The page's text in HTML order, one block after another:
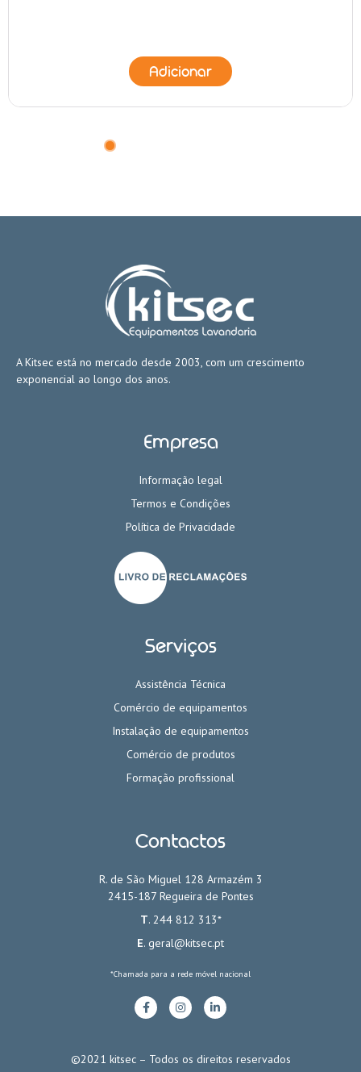
Adicionar
A Kitsec está no mercado desde 2003, com um crescimento
exponencial ao longo dos anos.
Empresa
Informação legal
Termos e Condições
Política de Privacidade
Serviços
Assistência Técnica
Comércio de equipamentos
Instalação de equipamentos
Comércio de produtos
Formação profissional
Contactos
R. de São Miguel 128 Armazém 3
2415-187 Regueira de Pontes
T. 244 812 313*
E. geral@kitsec.pt
*Chamada para a rede móvel nacional
©2021 kitsec – Todos os direitos reservados